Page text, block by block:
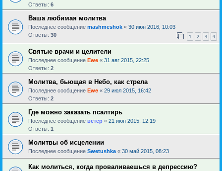
Ответы: 6
Ваша любимая молитва
Последнее сообщение mashmeshok « 30 июн 2016, 10:03
Ответы: 30 1 2 3 4
Святые врачи и целители
Последнее сообщение Ewe « 31 авг 2015, 22:25
Ответы: 2
Молитва, бьющая в Небо, как стрела
Последнее сообщение Ewe « 29 июл 2015, 16:42
Ответы: 2
Где можно заказать псалтирь
Последнее сообщение ветер « 21 июн 2015, 12:19
Ответы: 1
Молитвы об исцелении
Последнее сообщение Swetushka « 30 май 2015, 08:23
Как молиться, когда проваливаешься в депрессию?